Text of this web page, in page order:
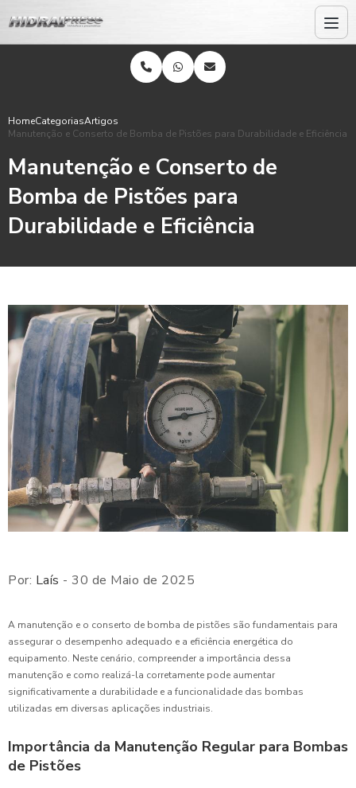
HomeCategoriasArtigos
Manutenção e Conserto de Bomba de Pistões para Durabilidade e Eficiência
Manutenção e Conserto de
Bomba de Pistões para
Durabilidade e Eficiência
Por: Laís - 30 de Maio de 2025
A manutenção e o conserto de bomba de pistões são fundamentais para
assegurar o desempenho adequado e a eficiência energética do
equipamento. Neste cenário, compreender a importância dessa
manutenção e como realizá-la corretamente pode aumentar
significativamente a durabilidade e a funcionalidade das bombas
utilizadas em diversas aplicações industriais.
Importância da Manutenção Regular para Bombas
de Pistões